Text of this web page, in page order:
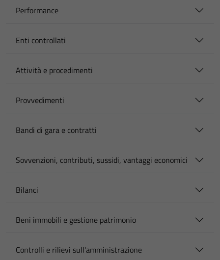
Performance
Enti controllati
Attività e procedimenti
Provvedimenti
Bandi di gara e contratti
Sovvenzioni, contributi, sussidi, vantaggi economici
Bilanci
Beni immobili e gestione patrimonio
Controlli e rilievi sull'amministrazione